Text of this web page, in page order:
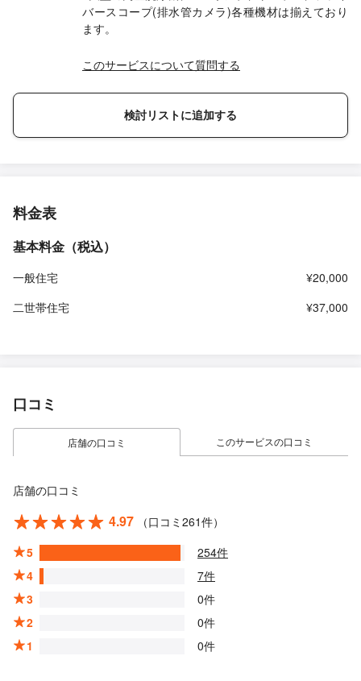
バースコープ(排水管カメラ)各種機材は揃えており
ます。
このサービスについて質問する
検討リストに追加する
料金表
基本料金（税込）
一般住宅
¥20,000
二世帯住宅
¥37,000
口コミ
店舗の口コミ このサービスの口コミ
店舗の口コミ
4.97
（口コミ261件）
5
254件
4
7件
3
0件
2
0件
1
0件